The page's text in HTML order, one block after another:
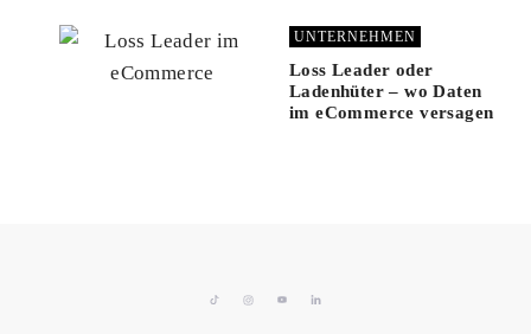
UNTERNEHMEN
Loss Leader oder
Ladenhüter – wo Daten
im eCommerce versagen